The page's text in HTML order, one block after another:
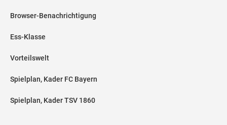
Browser-Benachrichtigung
Ess-Klasse
Vorteilswelt
Spielplan, Kader FC Bayern
Spielplan, Kader TSV 1860